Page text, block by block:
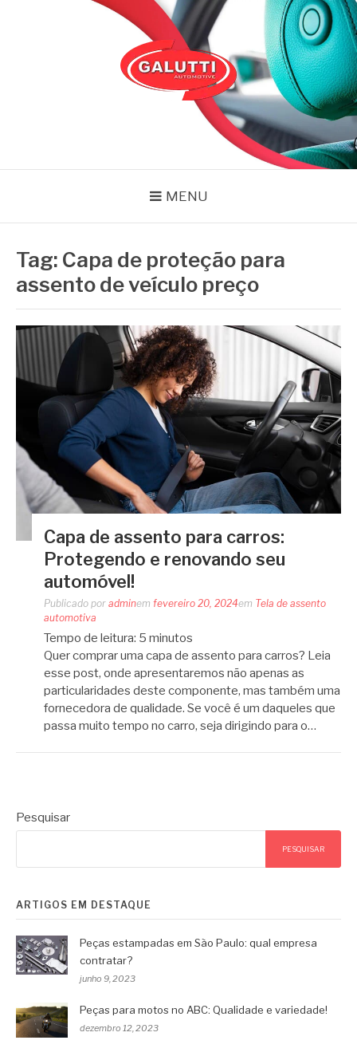
MENU
Tag: Capa de proteção para
assento de veículo preço
Capa de assento para carros:
Protegendo e renovando seu
automóvel!
Publicado por adminem fevereiro 20, 2024em Tela de assento
automotiva
Tempo de leitura: 5 minutos
Quer comprar uma capa de assento para carros? Leia
esse post, onde apresentaremos não apenas as
particularidades deste componente, mas também uma
fornecedora de qualidade. Se você é um daqueles que
passa muito tempo no carro, seja dirigindo para o…
Pesquisar
PESQUISAR
ARTIGOS EM DESTAQUE
Peças estampadas em São Paulo: qual empresa
contratar?
junho 9, 2023
Peças para motos no ABC: Qualidade e variedade!
dezembro 12, 2023